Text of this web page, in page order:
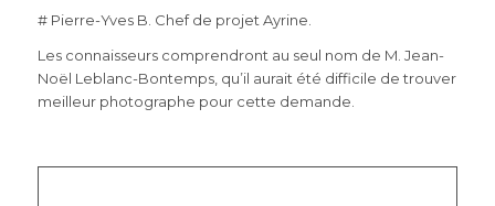
# Pierre-Yves B. Chef de projet Ayrine.
Les connaisseurs comprendront au seul nom de M. Jean-
Noël Leblanc-Bontemps, qu’il aurait été difficile de trouver
meilleur photographe pour cette demande.